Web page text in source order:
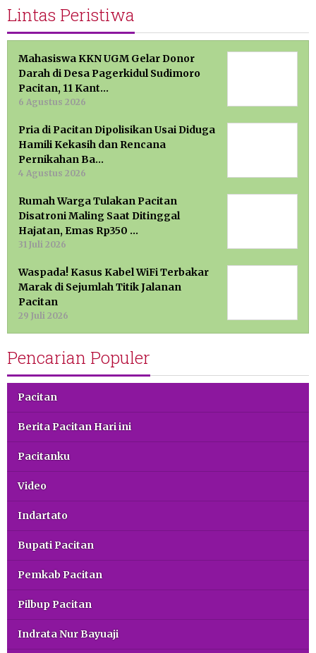
Lintas Peristiwa
Mahasiswa KKN UGM Gelar Donor
Darah di Desa Pagerkidul Sudimoro
Pacitan, 11 Kant…
6 Agustus 2026
Pria di Pacitan Dipolisikan Usai Diduga
Hamili Kekasih dan Rencana
Pernikahan Ba…
4 Agustus 2026
Rumah Warga Tulakan Pacitan
Disatroni Maling Saat Ditinggal
Hajatan, Emas Rp350 …
31 Juli 2026
Waspada! Kasus Kabel WiFi Terbakar
Marak di Sejumlah Titik Jalanan
Pacitan
29 Juli 2026
Pencarian Populer
Pacitan
Berita Pacitan Hari ini
Pacitanku
Video
Indartato
Bupati Pacitan
Pemkab Pacitan
Pilbup Pacitan
Indrata Nur Bayuaji